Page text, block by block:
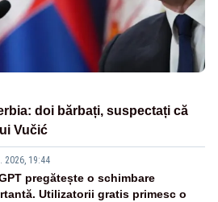
doi bărbați, suspectați că
Vučić
2026, 19:44
pregătește o schimbare
Utilizatorii gratis primesc o